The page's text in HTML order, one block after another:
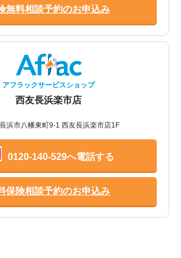
無料相談予約のお申込み
アフラックサービスショップ
西友長浜楽市店
浜市八幡東町9-1 西友長浜楽市店1F
0120-140-529へ電話する
保険相談予約のお申込み